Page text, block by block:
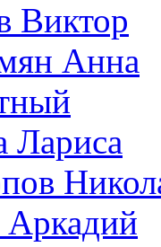
Виктор
Анна
Лариса
Аркадий